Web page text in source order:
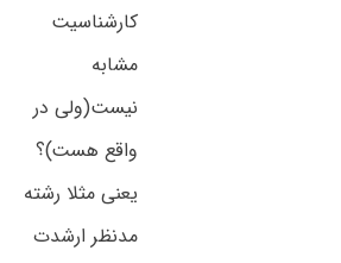
کارشناسیت
مشابه
نیست(ولی در
واقع هست)؟
یعنی مثلا رشته
مدنظر ارشدت